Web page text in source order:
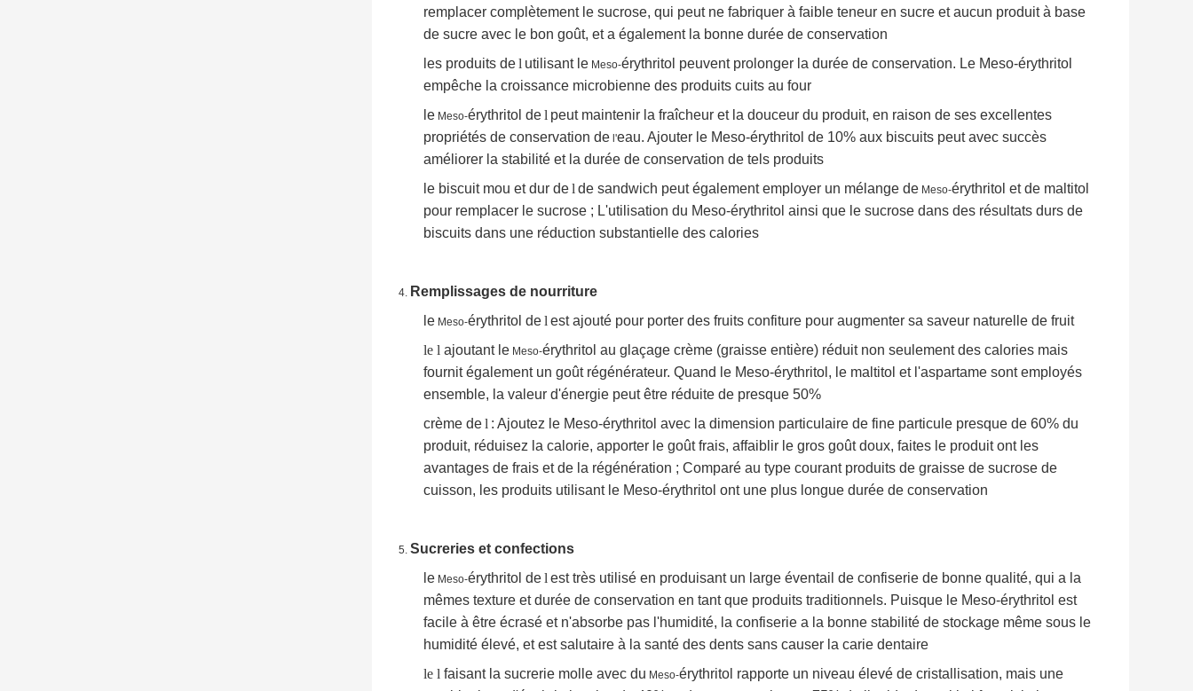
remplacer complètement le sucrose, qui peut ne fabriquer à faible teneur en sucre et aucun produit à base
de sucre avec le bon goût, et a également la bonne durée de conservation
les produits del utilisant le Meso-érythritol peuvent prolonger la durée de conservation. Le Meso-érythritol
empêche la croissance microbienne des produits cuits au four
le Meso-érythritol del peut maintenir la fraîcheur et la douceur du produit, en raison de ses excellentes
propriétés de conservation de l'eau. Ajouter le Meso-érythritol de 10% aux biscuits peut avec succès
améliorer la stabilité et la durée de conservation de tels produits
le biscuit mou et dur del de sandwich peut également employer un mélange de Meso-érythritol et de maltitol
pour remplacer le sucrose ; L'utilisation du Meso-érythritol ainsi que le sucrose dans des résultats durs de
biscuits dans une réduction substantielle des calories
4. Remplissages de nourriture
le Meso-érythritol del est ajouté pour porter des fruits confiture pour augmenter sa saveur naturelle de fruit
le l ajoutant le Meso-érythritol au glaçage crème (graisse entière) réduit non seulement des calories mais
fournit également un goût régénérateur. Quand le Meso-érythritol, le maltitol et l'aspartame sont employés
ensemble, la valeur d'énergie peut être réduite de presque 50%
crème del : Ajoutez le Meso-érythritol avec la dimension particulaire de fine particule presque de 60% du
produit, réduisez la calorie, apporter le goût frais, affaiblir le gros goût doux, faites le produit ont les
avantages de frais et de la régénération ; Comparé au type courant produits de graisse de sucrose de
cuisson, les produits utilisant le Meso-érythritol ont une plus longue durée de conservation
5. Sucreries et confections
le Meso-érythritol del est très utilisé en produisant un large éventail de confiserie de bonne qualité, qui a la
mêmes texture et durée de conservation en tant que produits traditionnels. Puisque le Meso-érythritol est
facile à être écrasé et n'absorbe pas l'humidité, la confiserie a la bonne stabilité de stockage même sous le
humidité élevé, et est salutaire à la santé des dents sans causer la carie dentaire
le l faisant la sucrerie molle avec du Meso-érythritol rapporte un niveau élevé de cristallisation, mais une